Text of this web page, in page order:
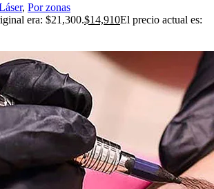
, Por zonas
era: $21,300.$14,910El precio actual es: